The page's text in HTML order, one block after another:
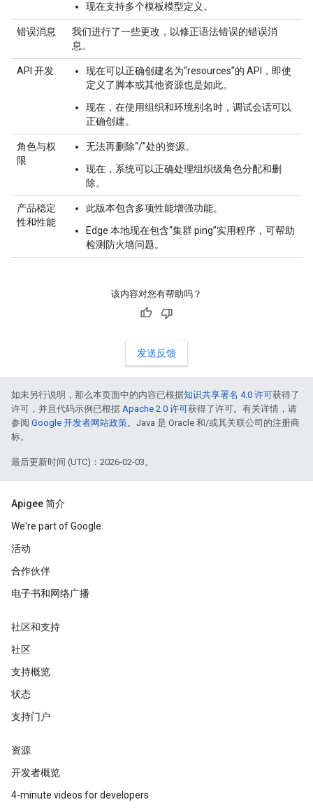
现在支持多个模板模型定义。
错误消息
我们进行了一些更改，以修正语法错误的错误消
息。
API 开发
现在可以正确创建名为“resources”的 API，即使
定义了脚本或其他资源也是如此。
现在，在使用组织和环境别名时，调试会话可以
正确创建。
角色与权
限
无法再删除“/”处的资源。
现在，系统可以正确处理组织级角色分配和删
除。
产品稳定
性和性能
此版本包含多项性能增强功能。
Edge 本地现在包含“集群 ping”实用程序，可帮助
检测防火墙问题。
该内容对您有帮助吗？
发送反馈
如未另行说明，那么本页面中的内容已根据知识共享署名 4.0 许可获得了
许可，并且代码示例已根据 Apache 2.0 许可获得了许可。有关详情，请
参阅 Google 开发者网站政策。Java 是 Oracle 和/或其关联公司的注册商
标。
最后更新时间 (UTC)：2026-02-03。
Apigee 简介
We're part of Google
活动
合作伙伴
电子书和网络广播
社区和支持
社区
支持概览
状态
支持门户
资源
开发者概览
4-minute videos for developers